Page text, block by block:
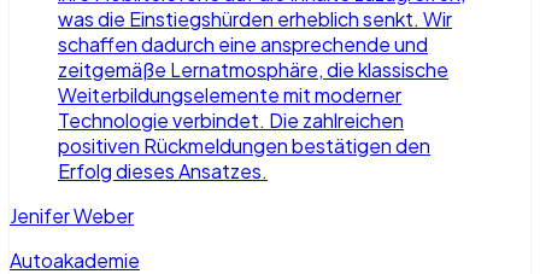
was die Einstiegshürden erheblich senkt. Wir
schaffen dadurch eine ansprechende und
zeitgemäße Lernatmosphäre, die klassische
Weiterbildungselemente mit moderner
Technologie verbindet. Die zahlreichen
positiven Rückmeldungen bestätigen den
Erfolg dieses Ansatzes.
Jenifer Weber
Autoakademie